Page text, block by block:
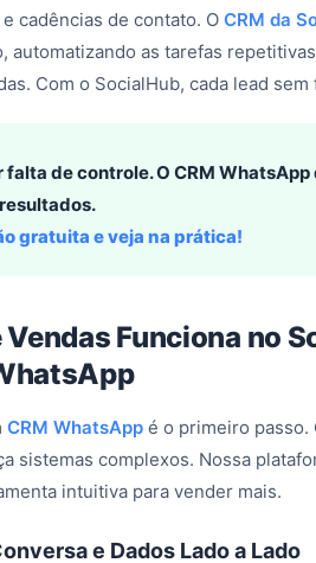
cadências de contato. O CRM da
automatizando as tarefas
Com o SocialHub, cada lead
de controle. O CRM
gratuita e veja na prática!
Funciona no
CRM WhatsApp é o primeiro passo.
sistemas complexos. Nossa
intuitiva para vender mais.
e Dados Lado a Lado